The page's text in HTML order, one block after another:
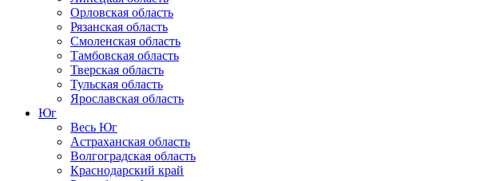
Орловская область
Рязанская область
Смоленская область
Тамбовская область
Тверская область
Тульская область
Ярославская область
Юг
Весь Юг
Астраханская область
Волгоградская область
Краснодарский край